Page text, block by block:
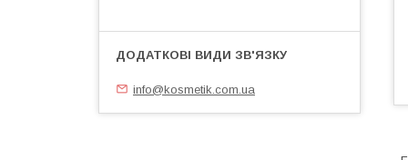
info@kosmetik.com.ua